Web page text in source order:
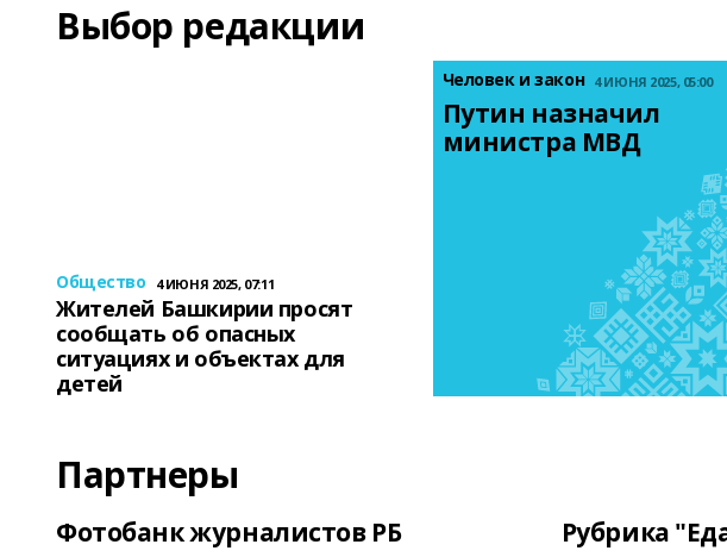
Выбор редакции
Общество 4 ИЮНЯ 2025, 07:11
Жителей Башкирии просят
сообщать об опасных
ситуациях и объектах для
детей
Человек и закон 4 ИЮНЯ 2025, 05:00
Путин назначил
министра МВД
Партнеры
Фотобанк журналистов РБ Рубрика